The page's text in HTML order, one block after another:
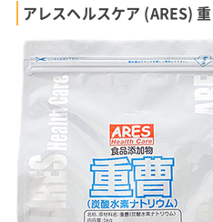
アレスヘルスケア (ARES)